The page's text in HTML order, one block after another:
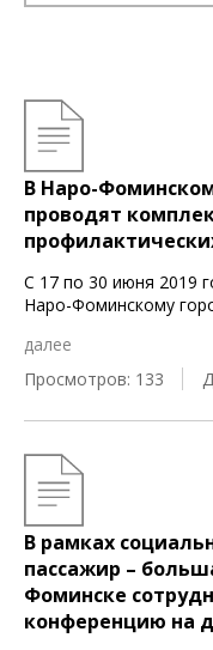
В Наро-
проводят
С 17 по 30 июня 2019
Наро-Фоминскому
далее
Просмотров: 133
В рамках
пассажир –
Фоминске
конференцию на